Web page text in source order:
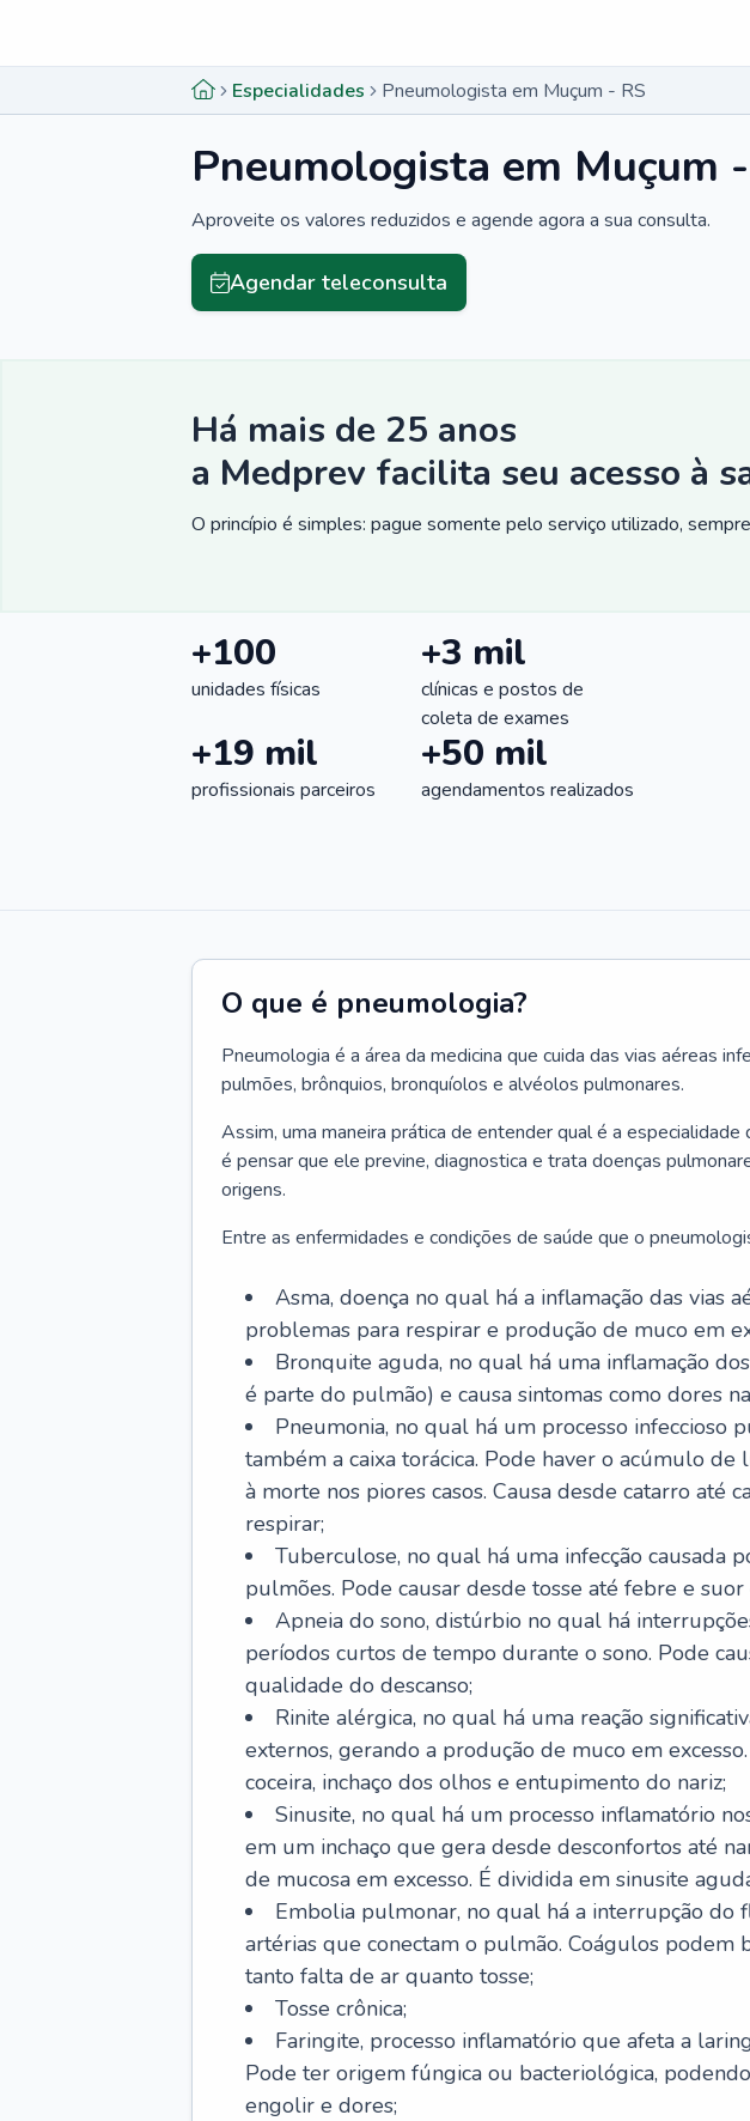
Especialidades Pneumologista em Muçum - RS
Pneumologista em Muçum
Aproveite os valores reduzidos e agende agora a sua consulta.
Agendar teleconsulta
Há mais de 25 anos
a Medprev facilita seu acesso à
O princípio é simples: pague somente pelo serviço utilizado,
+100
unidades físicas
+3 mil
clínicas e postos de
coleta de exames
+19 mil
profissionais parceiros
+50 mil
agendamentos realizados
O que é pneumologia?
Pneumologia é a área da medicina que cuida das vias aéreas
pulmões, brônquios, bronquíolos e alvéolos pulmonares.
Assim, uma maneira prática de entender qual é a
é pensar que ele previne, diagnostica e trata doenças
origens.
Entre as enfermidades e condições de saúde que o
Asma, doença no qual há a inflamação das vias
problemas para respirar e produção de muco em
Bronquite aguda, no qual há uma inflamação
é parte do pulmão) e causa sintomas como dores
Pneumonia, no qual há um processo infeccioso
também a caixa torácica. Pode haver o acúmulo
à morte nos piores casos. Causa desde catarro até
respirar;
Tuberculose, no qual há uma infecção causada
pulmões. Pode causar desde tosse até febre e suor
Apneia do sono, distúrbio no qual há
períodos curtos de tempo durante o sono. Pode
qualidade do descanso;
Rinite alérgica, no qual há uma reação
externos, gerando a produção de muco em
coceira, inchaço dos olhos e entupimento do nariz;
Sinusite, no qual há um processo inflamatório
em um inchaço que gera desde desconfortos até
de mucosa em excesso. É dividida em sinusite
Embolia pulmonar, no qual há a interrupção do
artérias que conectam o pulmão. Coágulos podem
tanto falta de ar quanto tosse;
Tosse crônica;
Faringite, processo inflamatório que afeta a
Pode ter origem fúngica ou bacteriológica,
engolir e dores;